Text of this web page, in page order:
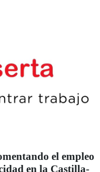
el empleo
en la Castilla-